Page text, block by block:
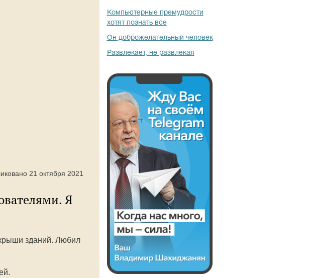
21 октября 2021
Я
зданий. Любил
Компьютерные премудрости
хотят познать все
Он доброжелательный человек
Развлекает, не развлекая